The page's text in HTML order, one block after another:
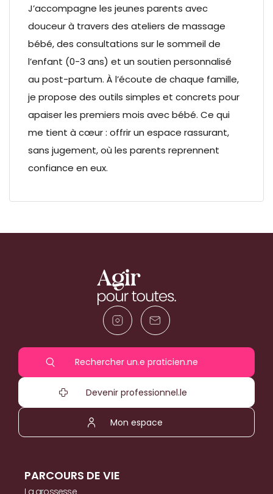
J’accompagne les jeunes parents avec
douceur à travers des ateliers de massage
bébé, des consultations sur le sommeil de
l’enfant (0-3 ans) et un soutien personnalisé
au post-partum. À l’écoute de chaque famille,
je propose des outils simples et concrets pour
apaiser les premiers mois avec bébé. Ce qui
me tient à cœur : offrir un espace rassurant,
sans jugement, où les parents reprennent
confiance en eux.
Rechercher un.e praticien.ne
Devenir professionnel.le
Mon espace
PARCOURS DE VIE